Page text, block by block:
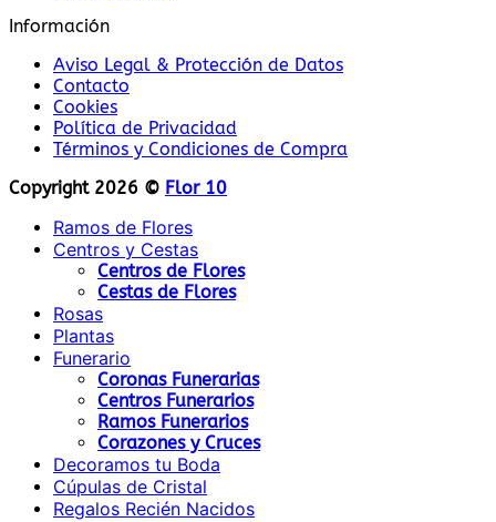
Información
Aviso Legal & Protección de Datos
Contacto
Cookies
Política de Privacidad
Términos y Condiciones de Compra
Copyright 2026 © Flor 10
Ramos de Flores
Centros y Cestas
Centros de Flores
Cestas de Flores
Rosas
Plantas
Funerario
Coronas Funerarias
Centros Funerarios
Ramos Funerarios
Corazones y Cruces
Decoramos tu Boda
Cúpulas de Cristal
Regalos Recién Nacidos